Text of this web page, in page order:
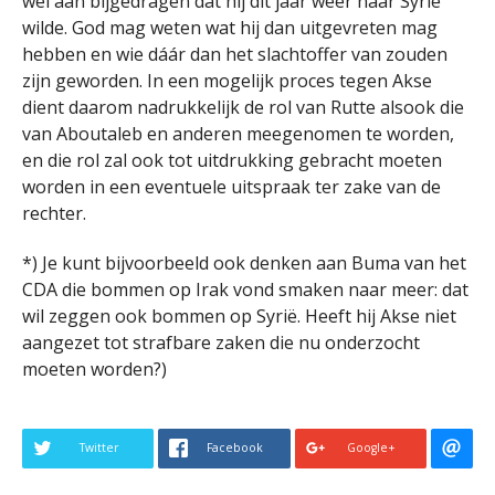
wilde. God mag weten wat hij dan uitgevreten mag
hebben en wie dáár dan het slachtoffer van zouden
zijn geworden. In een mogelijk proces tegen Akse
dient daarom nadrukkelijk de rol van Rutte alsook die
van Aboutaleb en anderen meegenomen te worden,
en die rol zal ook tot uitdrukking gebracht moeten
worden in een eventuele uitspraak ter zake van de
rechter.
*) Je kunt bijvoorbeeld ook denken aan Buma van het
CDA die bommen op Irak vond smaken naar meer: dat
wil zeggen ook bommen op Syrië. Heeft hij Akse niet
aangezet tot strafbare zaken die nu onderzocht
moeten worden?)
Twitter Facebook Google+